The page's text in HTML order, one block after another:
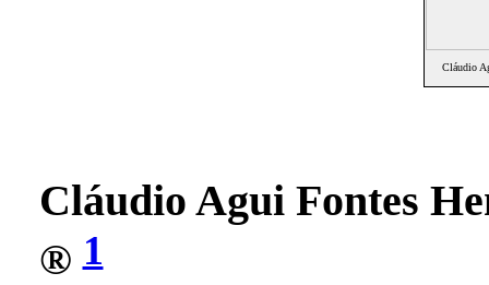
Cláudio
Cláudio Agui Fontes
®1